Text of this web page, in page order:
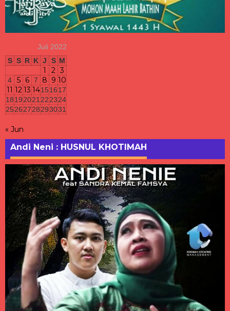
Juli 2022
S S R K J S M
1 2 3
4 5 6 7 8 9 10
11 1213 14151617
18192021222324
25262728293031
« Jun
Andi Neni : HUSNUL KHOTIMAH